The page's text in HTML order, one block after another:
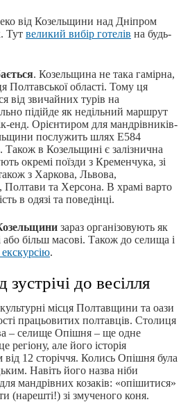
від Козельщини над Дніпром
Тут великий вибір готелів на будь-
. Козельщина не така гамірна,
Полтавської області. Тому ця
від звичайних турів на
підійде як недільний маршрут
енд. Орієнтиром для мандрівників-
послужить шлях Е584
в Козельщині є залізнична
окремі поїзди з Кременчука, зі
з Харкова, Львова,
Полтави та Херсона. В храмі варто
в одязі та поведінці.
зараз організовують як
більш масові. Також до селища і
.
до весілля
місця Полтавщини та оази
працьовитих полтавців. Столиця
– селище Опішня – ще одне
регіону, але його історія
від 12 сторіччя. Колись Опішня була
Навіть його назва ніби
мандрівних козаків: «опішитися»
(нарешті!) зі змученого коня.